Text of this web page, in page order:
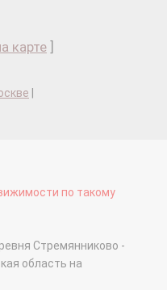
карте
по такому
Стремянниково -
область на